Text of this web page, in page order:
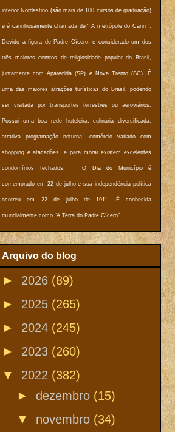
interior Nordestino (são mais de 100 cursos de graduação)
e é carinhosamente chamada de " A metrópole do Cariri ".
Devido à figura de Padre Cícero, é considerado um dos
três maiores centros de religiosidade popular do Brasil,
juntamente com Aparecida (SP) e Nova Trento (SC). É
uma das maiores atrações turísticas do Brasil, podendo
ser visitada por transportes terrestres ou aeroviários.
Possui uma boa rede hoteleira; culinária diversificada;
atrativa programação noturna; comércio variado com
shopping e atacadões, e para morar existem excelentes
condomínios fechados. O Dia do Município é
comemorado em 22 de julho e sua independência política
ocorreu em 22 de julho de 1911. É conhecida
mundialmente como “A Terra do Padre Cícero”.
Arquivo do blog
► 2026 (89)
► 2025 (265)
► 2024 (245)
► 2023 (260)
▼ 2022 (382)
► dezembro (15)
▼ novembro (34)